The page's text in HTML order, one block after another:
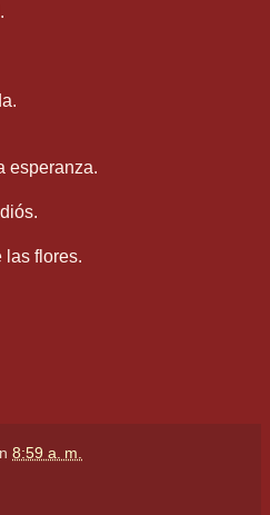
esperanza.
las flores.
8:59 a. m.